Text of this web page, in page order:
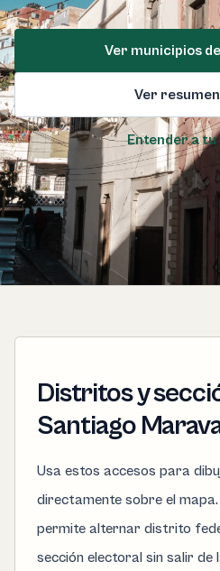
Ver municipios
Ver
Entender a tu
Distritos y
Santiago
Usa estos accesos para
directamente sobre el
permite alternar distrito
sección electoral sin salir de